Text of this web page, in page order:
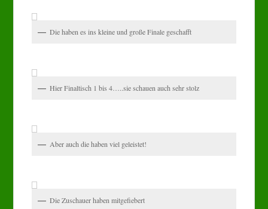
Die haben es ins kleine und große Finale geschafft
Hier Finaltisch 1 bis 4…..sie schauen auch sehr stolz
Aber auch die haben viel geleistet!
Die Zuschauer haben mitgefiebert